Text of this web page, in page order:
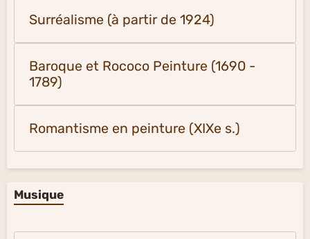
Surréalisme (à partir de 1924)
Baroque et Rococo Peinture (1690 -
1789)
Romantisme en peinture (XIXe s.)
Musique